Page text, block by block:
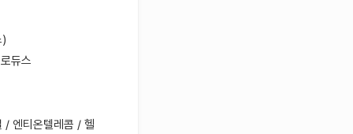
듀스
/ 엔티온텔레콤 / 헬